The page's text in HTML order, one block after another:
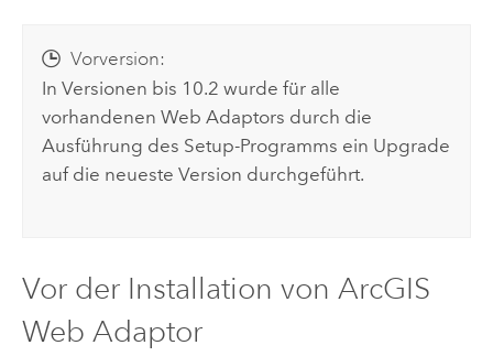
Vorversion:
In Versionen bis 10.2 wurde für alle
vorhandenen Web Adaptors durch die
Ausführung des Setup-Programms ein Upgrade
auf die neueste Version durchgeführt.
Vor der Installation von ArcGIS
Web Adaptor